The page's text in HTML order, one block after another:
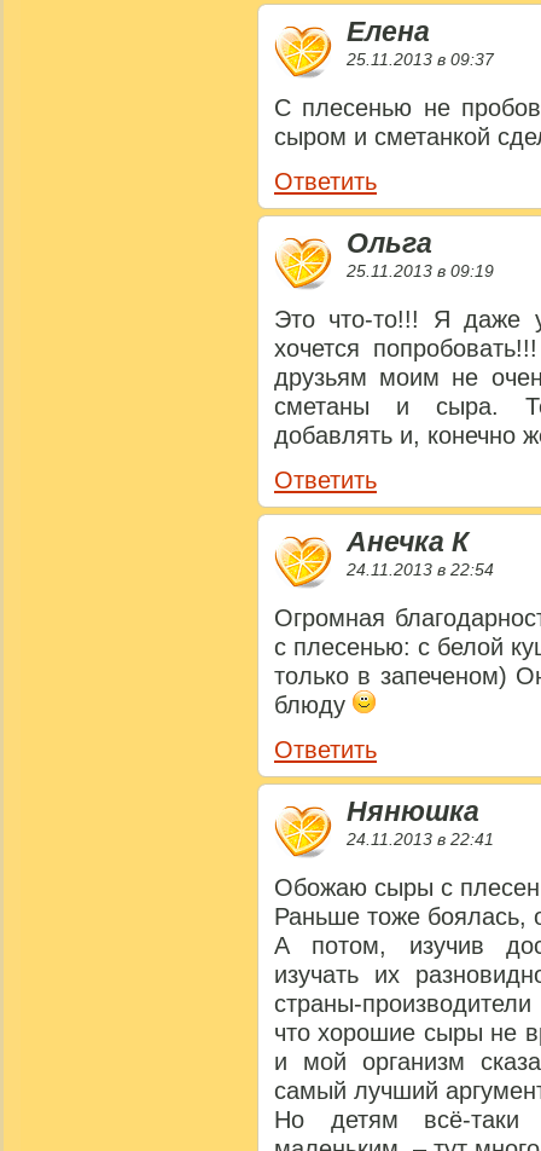
Елена
25.11.2013 в 09:37
С плесенью не
сыром и сметанкой
Ответить
Ольга
25.11.2013 в 09:19
Это что-то!!! Я даже
хочется
друзьям моим не
сметаны и сыра.
добавлять и, конечно
Ответить
Анечка К
24.11.2013 в 22:54
Огромная
с плесенью: с белой
только в запеченом)
блюду
Ответить
Нянюшка
24.11.2013 в 22:41
Обожаю сыры с
Раньше тоже боялась,
А потом, изучив
изучать их
страны-
что хорошие сыры не
и мой организм
самый лучший
Но детям всё-